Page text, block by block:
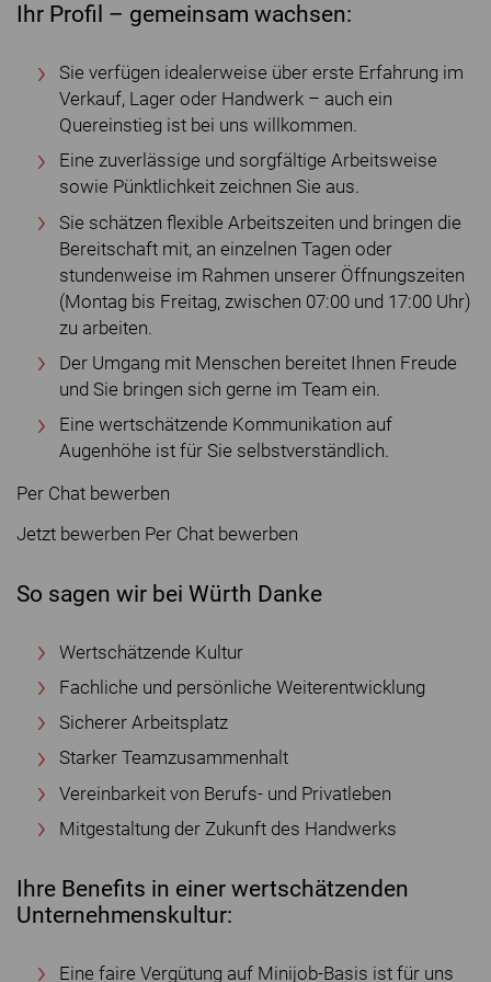
Ihr Profil – gemeinsam wachsen:
Sie verfügen idealerweise über erste Erfahrung im
Verkauf, Lager oder Handwerk – auch ein
Quereinstieg ist bei uns willkommen.
Eine zuverlässige und sorgfältige Arbeitsweise
sowie Pünktlichkeit zeichnen Sie aus.
Sie schätzen flexible Arbeitszeiten und bringen die
Bereitschaft mit, an einzelnen Tagen oder
stundenweise im Rahmen unserer Öffnungszeiten
(Montag bis Freitag, zwischen 07:00 und 17:00 Uhr)
zu arbeiten.
Der Umgang mit Menschen bereitet Ihnen Freude
und Sie bringen sich gerne im Team ein.
Eine wertschätzende Kommunikation auf
Augenhöhe ist für Sie selbstverständlich.
Per Chat bewerben
Jetzt bewerben Per Chat bewerben
So sagen wir bei Würth Danke
Wertschätzende Kultur
Fachliche und persönliche Weiterentwicklung
Sicherer Arbeitsplatz
Starker Teamzusammenhalt
Vereinbarkeit von Berufs- und Privatleben
Mitgestaltung der Zukunft des Handwerks
Ihre Benefits in einer wertschätzenden
Unternehmenskultur:
Eine faire Vergütung auf Minijob-Basis ist für uns